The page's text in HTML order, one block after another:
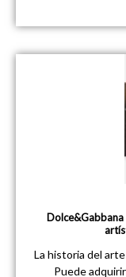
Dolce&Gabbana
La historia del
Puede